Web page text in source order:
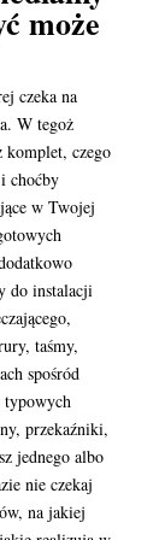
może
czeka na
W tegoż
czego
choćby
w Twojej
do instalacji
taśmy,
spośród
typowych
przekaźniki,
jednego albo
nie czekaj
na jakiej